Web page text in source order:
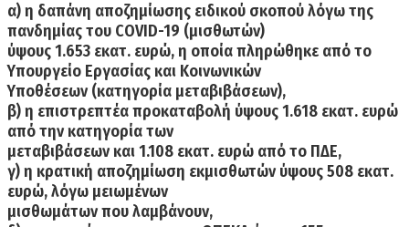
α) η δαπάνη αποζημίωσης ειδικού σκοπού λόγω της
πανδημίας του COVID-19 (μισθωτών)
ύψους 1.653 εκατ. ευρώ, η οποία πληρώθηκε από το
Υπουργείο Εργασίας και Κοινωνικών
Υποθέσεων (κατηγορία μεταβιβάσεων),
β) η επιστρεπτέα προκαταβολή ύψους 1.618 εκατ. ευρώ
από την κατηγορία των
μεταβιβάσεων και 1.108 εκατ. ευρώ από το ΠΔΕ,
γ) η κρατική αποζημίωση εκμισθωτών ύψους 508 εκατ.
ευρώ, λόγω μειωμένων
μισθωμάτων που λαμβάνουν,